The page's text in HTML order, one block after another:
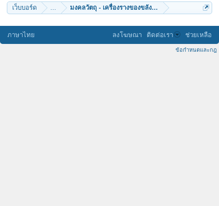
FinalRebirth
anoldman
ศรศิลป์
พอชูเดช
pharm.taung
เว็บบอร์ด ... มงคลวัตถุ - เครื่องรางของขลัง (๑๐)
ภาษาไทย ลงโฆษณา ติดต่อเรา ช่วยเหลือ
ข้อกำหนดและกฎ